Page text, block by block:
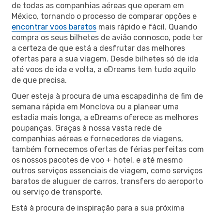
de todas as companhias aéreas que operam em
México, tornando o processo de comparar opções e
encontrar voos baratos mais rápido e fácil. Quando
compra os seus bilhetes de avião connosco, pode ter
a certeza de que está a desfrutar das melhores
ofertas para a sua viagem. Desde bilhetes só de ida
até voos de ida e volta, a eDreams tem tudo aquilo
de que precisa.
Quer esteja à procura de uma escapadinha de fim de
semana rápida em Monclova ou a planear uma
estadia mais longa, a eDreams oferece as melhores
poupanças. Graças à nossa vasta rede de
companhias aéreas e fornecedores de viagens,
também fornecemos ofertas de férias perfeitas com
os nossos pacotes de voo + hotel, e até mesmo
outros serviços essenciais de viagem, como serviços
baratos de aluguer de carros, transfers do aeroporto
ou serviço de transporte.
Está à procura de inspiração para a sua próxima